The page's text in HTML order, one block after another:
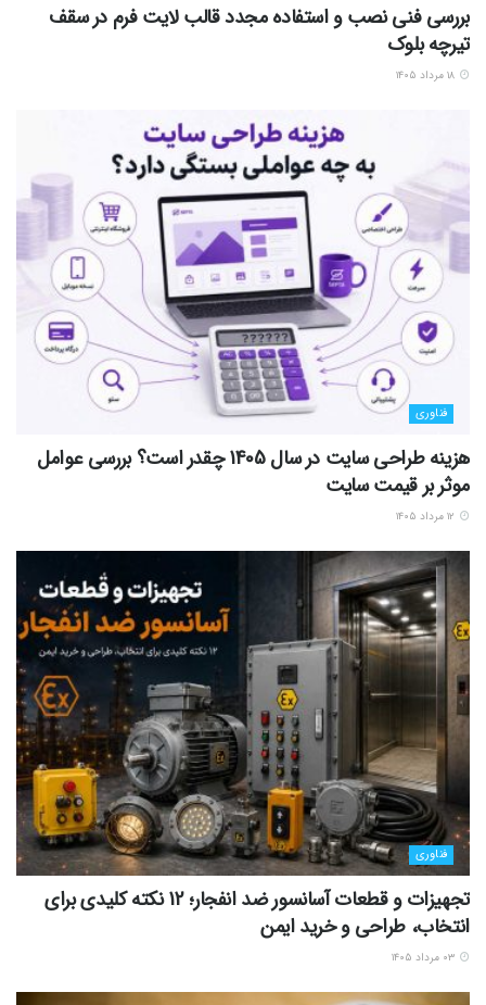
بررسی فنی نصب و استفاده مجدد قالب لایت فرم در سقف
تیرچه بلوک
فناوری
هزینه طراحی سایت در سال 1405 چقدر است؟ بررسی عوامل
موثر بر قیمت سایت
فناوری
تجهیزات و قطعات آسانسور ضد انفجار؛ 12 نکته کلیدی برای
انتخاب، طراحی و خرید ایمن